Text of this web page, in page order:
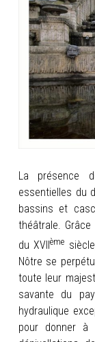
PORTFOLIO
CONTACT
La présence
essentielles du
bassins et
théâtrale.
du XVIIème
Nôtre se
toute leur
savante du
hydraulique
pour donner à